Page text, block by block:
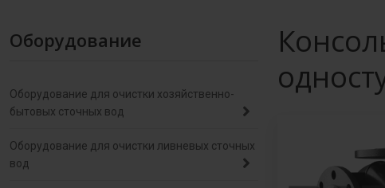
Оборудование
Оборудование для очистки хозяйственно-
бытовых сточных вод
Оборудование для очистки ливневых сточных
вод